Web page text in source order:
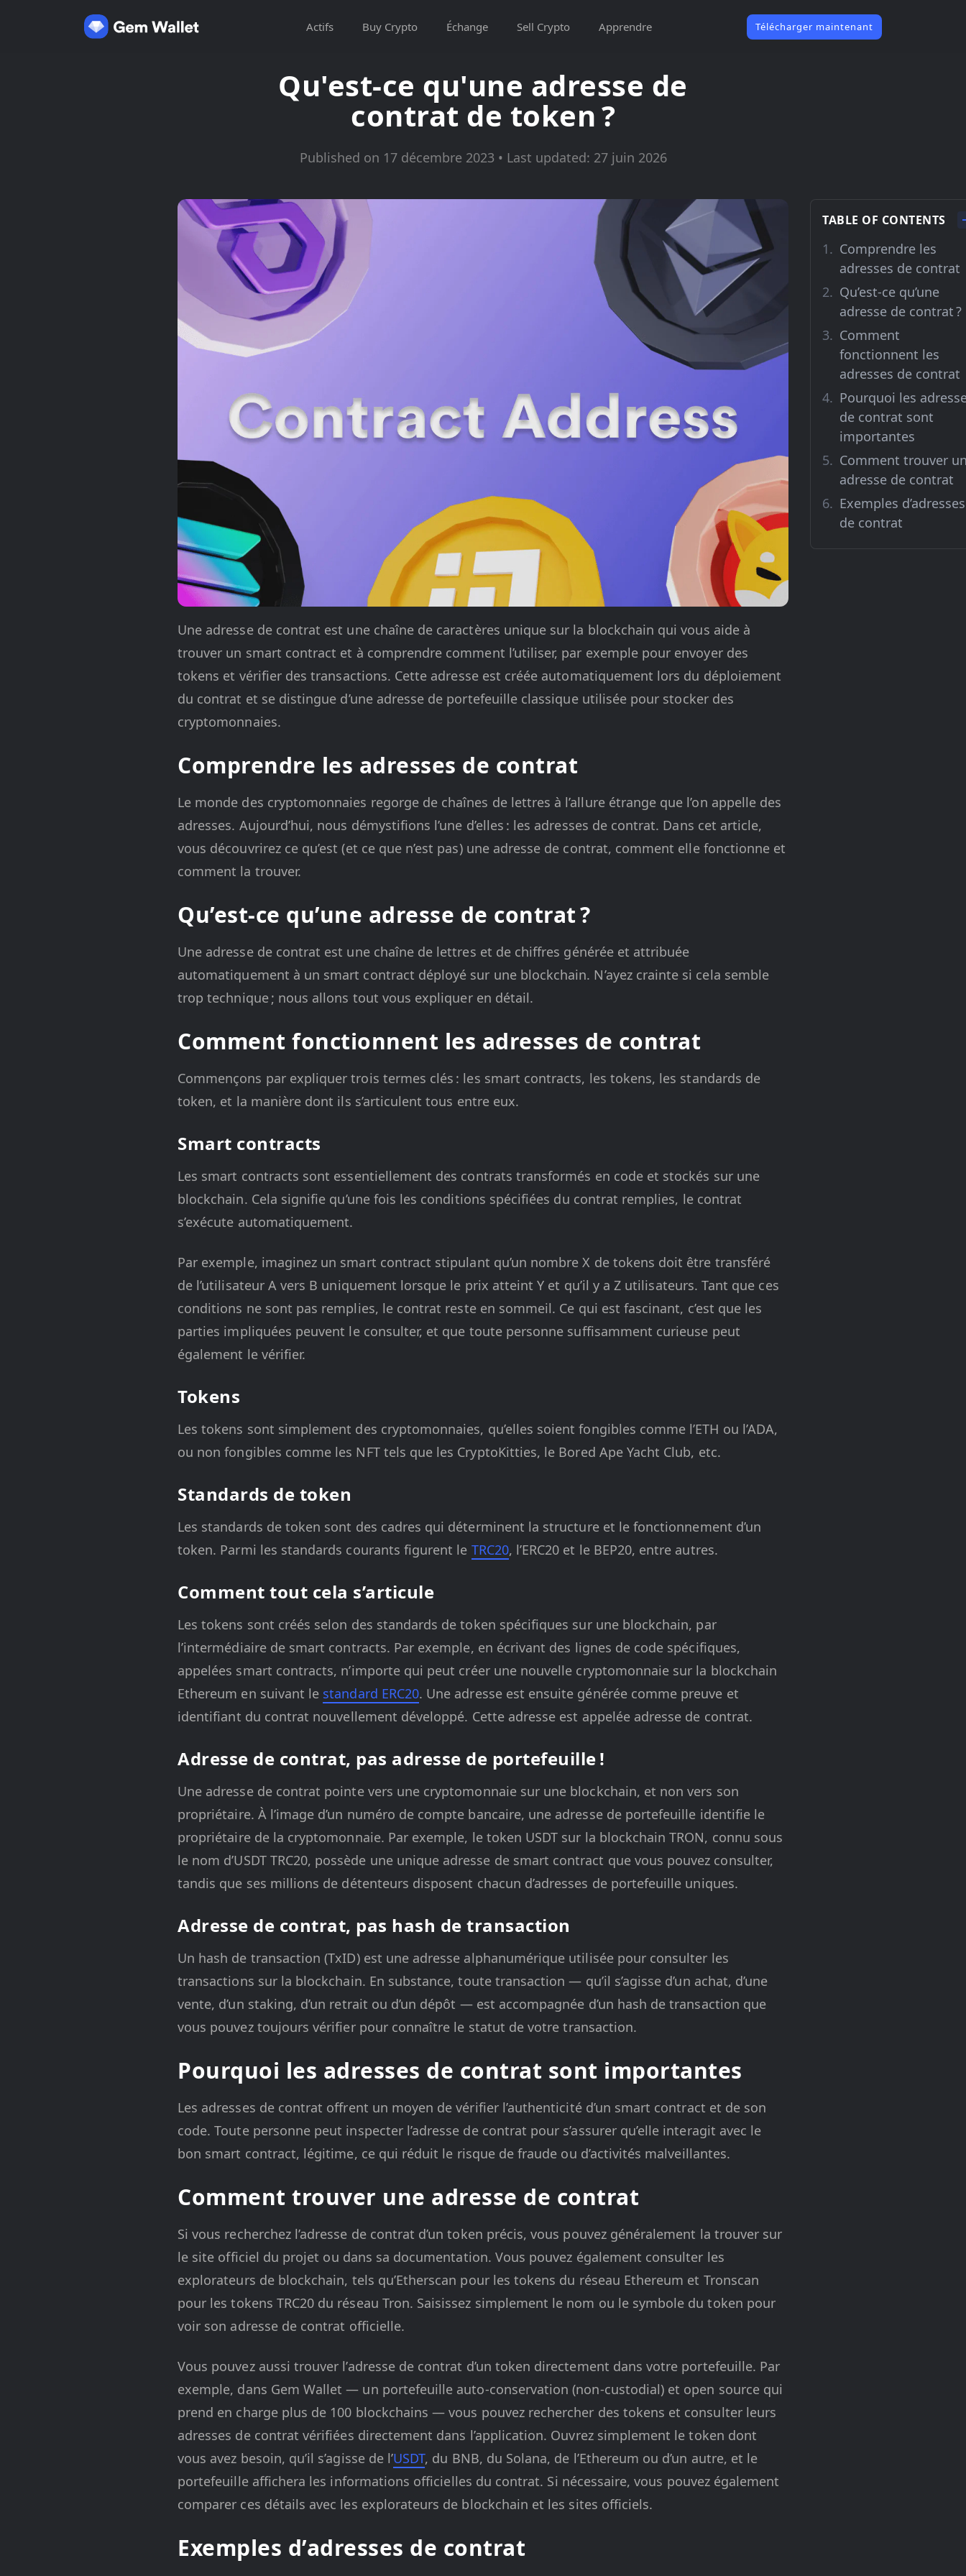
Actifs Buy Crypto Échange Sell Crypto Apprendre Télécharger maintenant
Qu'est-ce qu'une adresse de
contrat de token ?
Published on 17 décembre 2023 • Last updated: 27 juin 2026
TABLE OF CONTENTS
Comprendre les
adresses de contrat
Qu’est-ce qu’une
adresse de contrat ?
Comment
fonctionnent les
adresses de contrat
Pourquoi les
de contrat sont
importantes
Comment trouver
adresse de contrat
Exemples d’adresses
de contrat
Une adresse de contrat est une chaîne de caractères unique sur la blockchain qui vous aide à
trouver un smart contract et à comprendre comment l’utiliser, par exemple pour envoyer des
tokens et vérifier des transactions. Cette adresse est créée automatiquement lors du déploiement
du contrat et se distingue d’une adresse de portefeuille classique utilisée pour stocker des
cryptomonnaies.
Comprendre les adresses de contrat
Le monde des cryptomonnaies regorge de chaînes de lettres à l’allure étrange que l’on appelle des
adresses. Aujourd’hui, nous démystifions l’une d’elles : les adresses de contrat. Dans cet article,
vous découvrirez ce qu’est (et ce que n’est pas) une adresse de contrat, comment elle fonctionne et
comment la trouver.
Qu’est-ce qu’une adresse de contrat ?
Une adresse de contrat est une chaîne de lettres et de chiffres générée et attribuée
automatiquement à un smart contract déployé sur une blockchain. N’ayez crainte si cela semble
trop technique ; nous allons tout vous expliquer en détail.
Comment fonctionnent les adresses de contrat
Commençons par expliquer trois termes clés : les smart contracts, les tokens, les standards de
token, et la manière dont ils s’articulent tous entre eux.
Smart contracts
Les smart contracts sont essentiellement des contrats transformés en code et stockés sur une
blockchain. Cela signifie qu’une fois les conditions spécifiées du contrat remplies, le contrat
s’exécute automatiquement.
Par exemple, imaginez un smart contract stipulant qu’un nombre X de tokens doit être transféré
de l’utilisateur A vers B uniquement lorsque le prix atteint Y et qu’il y a Z utilisateurs. Tant que ces
conditions ne sont pas remplies, le contrat reste en sommeil. Ce qui est fascinant, c’est que les
parties impliquées peuvent le consulter, et que toute personne suffisamment curieuse peut
également le vérifier.
Tokens
Les tokens sont simplement des cryptomonnaies, qu’elles soient fongibles comme l’ETH ou l’ADA,
ou non fongibles comme les NFT tels que les CryptoKitties, le Bored Ape Yacht Club, etc.
Standards de token
Les standards de token sont des cadres qui déterminent la structure et le fonctionnement d’un
token. Parmi les standards courants figurent le TRC20, l’ERC20 et le BEP20, entre autres.
Comment tout cela s’articule
Les tokens sont créés selon des standards de token spécifiques sur une blockchain, par
l’intermédiaire de smart contracts. Par exemple, en écrivant des lignes de code spécifiques,
appelées smart contracts, n’importe qui peut créer une nouvelle cryptomonnaie sur la blockchain
Ethereum en suivant le standard ERC20. Une adresse est ensuite générée comme preuve et
identifiant du contrat nouvellement développé. Cette adresse est appelée adresse de contrat.
Adresse de contrat, pas adresse de portefeuille !
Une adresse de contrat pointe vers une cryptomonnaie sur une blockchain, et non vers son
propriétaire. À l’image d’un numéro de compte bancaire, une adresse de portefeuille identifie le
propriétaire de la cryptomonnaie. Par exemple, le token USDT sur la blockchain TRON, connu sous
le nom d’USDT TRC20, possède une unique adresse de smart contract que vous pouvez consulter,
tandis que ses millions de détenteurs disposent chacun d’adresses de portefeuille uniques.
Adresse de contrat, pas hash de transaction
Un hash de transaction (TxID) est une adresse alphanumérique utilisée pour consulter les
transactions sur la blockchain. En substance, toute transaction — qu’il s’agisse d’un achat, d’une
vente, d’un staking, d’un retrait ou d’un dépôt — est accompagnée d’un hash de transaction que
vous pouvez toujours vérifier pour connaître le statut de votre transaction.
Pourquoi les adresses de contrat sont importantes
Les adresses de contrat offrent un moyen de vérifier l’authenticité d’un smart contract et de son
code. Toute personne peut inspecter l’adresse de contrat pour s’assurer qu’elle interagit avec le
bon smart contract, légitime, ce qui réduit le risque de fraude ou d’activités malveillantes.
Comment trouver une adresse de contrat
Si vous recherchez l’adresse de contrat d’un token précis, vous pouvez généralement la trouver sur
le site officiel du projet ou dans sa documentation. Vous pouvez également consulter les
explorateurs de blockchain, tels qu’Etherscan pour les tokens du réseau Ethereum et Tronscan
pour les tokens TRC20 du réseau Tron. Saisissez simplement le nom ou le symbole du token pour
voir son adresse de contrat officielle.
Vous pouvez aussi trouver l’adresse de contrat d’un token directement dans votre portefeuille. Par
exemple, dans Gem Wallet — un portefeuille auto-conservation (non-custodial) et open source qui
prend en charge plus de 100 blockchains — vous pouvez rechercher des tokens et consulter leurs
adresses de contrat vérifiées directement dans l’application. Ouvrez simplement le token dont
vous avez besoin, qu’il s’agisse de l’USDT, du BNB, du Solana, de l’Ethereum ou d’un autre, et le
portefeuille affichera les informations officielles du contrat. Si nécessaire, vous pouvez également
comparer ces détails avec les explorateurs de blockchain et les sites officiels.
Exemples d’adresses de contrat